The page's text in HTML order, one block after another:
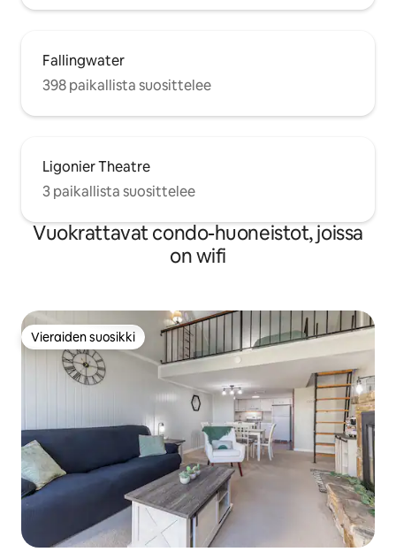
Fallingwater
398 paikallista suosittelee
Ligonier Theatre
3 paikallista suosittelee
Vuokrattavat condo-huoneistot, joissa
on wifi
Vieraiden suosikki
Vieraiden suosikki